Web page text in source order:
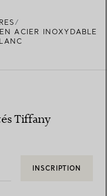
ACIER INOXYDABLE
Tiffany
INSCRIPTION